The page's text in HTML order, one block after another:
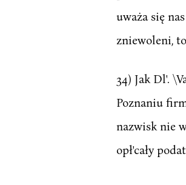
uważa się
zniewoleni,
34) Jak Dl'.
Poznaniu
nazwisk nie
opł'cały